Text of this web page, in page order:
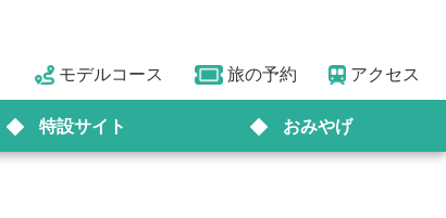
モデルコース 旅の予約 アクセス
特設サイト おみやげ